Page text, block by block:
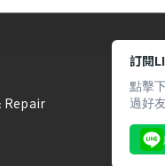
Repair
訂閱
點擊
過好